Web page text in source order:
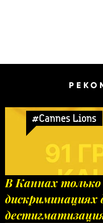
#Cannes Lions
В Каннах
дискриминациях